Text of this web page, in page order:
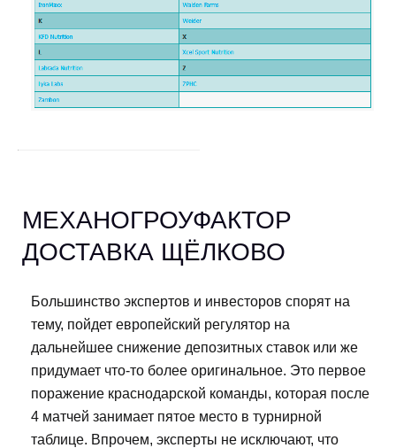
МЕХАНОГРОУФАКТОР
ДОСТАВКА ЩЁЛКОВО
Большинство экспертов и инвесторов спорят на
тему, пойдет европейский регулятор на
дальнейшее снижение депозитных ставок или же
придумает что-то более оригинальное. Это первое
поражение краснодарской команды, которая после
4 матчей занимает пятое место в турнирной
таблице. Впрочем, эксперты не исключают, что